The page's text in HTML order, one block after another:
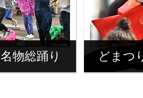
物総踊り どまつ